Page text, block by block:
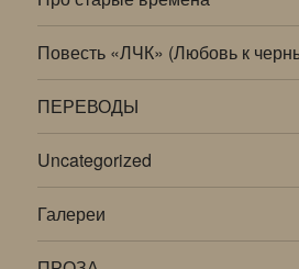
Повесть «ЛЧК» (Любовь к
ПЕРЕВОДЫ
Uncategorized
Галереи